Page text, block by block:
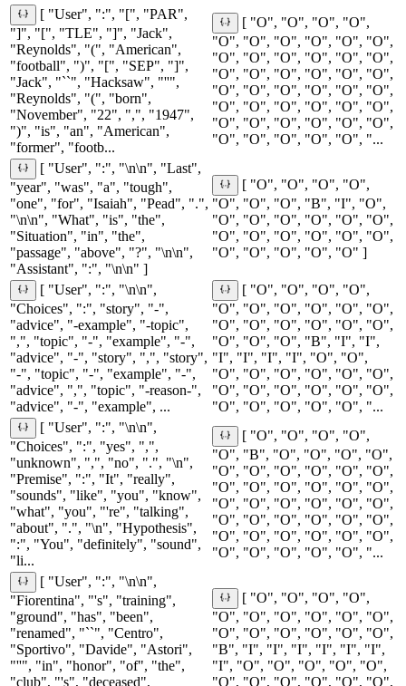
[ "User", ":", "[", "PAR",
"]", "[", "TLE", "]", "Jack",
"Reynolds", "(", "American",
"football", ")", "[", "SEP", "]",
"Jack", "``", "Hacksaw", "''",
"Reynolds", "(", "born",
"November", "22", ",", "1947",
")", "is", "an", "American",
"former", "footb...
[ "O", "O", "O", "O",
"O", "O", "O", "O", "O", "O",
"O", "O", "O", "O", "O", "O",
"O", "O", "O", "O", "O", "O",
"O", "O", "O", "O", "O", "O",
"O", "O", "O", "O", "O", "O",
"O", "O", "O", "O", "O", "O",
"O", "O", "O", "O", "O", "...
[ "User", ":", "\n\n", "Last",
"year", "was", "a", "tough",
"one", "for", "Isaiah", "Pead", ".",
"\n\n", "What", "is", "the",
"Situation", "in", "the",
"passage", "above", "?", "\n\n",
"Assistant", ":", "\n\n" ]
[ "O", "O", "O", "O",
"O", "O", "O", "B", "I", "O",
"O", "O", "O", "O", "O", "O",
"O", "O", "O", "O", "O", "O",
"O", "O", "O", "O", "O" ]
[ "User", ":", "\n\n",
"Choices", ":", "story", "-",
"advice", "-example", "-topic",
",", "topic", "-", "example", "-",
"advice", "-", "story", ",", "story",
"-", "topic", "-", "example", "-",
"advice", ",", "topic", "-reason-",
"advice", "-", "example", ...
[ "O", "O", "O", "O",
"O", "O", "O", "O", "O", "O",
"O", "O", "O", "O", "O", "O",
"O", "O", "O", "B", "I", "I",
"I", "I", "I", "I", "O", "O",
"O", "O", "O", "O", "O", "O",
"O", "O", "O", "O", "O", "O",
"O", "O", "O", "O", "O", "...
[ "User", ":", "\n\n",
"Choices", ":", "yes", ",",
"unknown", ",", "no", ".", "\n",
"Premise", ":", "It", "really",
"sounds", "like", "you", "know",
"what", "you", "'re", "talking",
"about", ".", "\n", "Hypothesis",
":", "You", "definitely", "sound",
"li...
[ "O", "O", "O", "O",
"O", "B", "O", "O", "O", "O",
"O", "O", "O", "O", "O", "O",
"O", "O", "O", "O", "O", "O",
"O", "O", "O", "O", "O", "O",
"O", "O", "O", "O", "O", "O",
"O", "O", "O", "O", "O", "O",
"O", "O", "O", "O", "O", "...
[ "User", ":", "\n\n",
"Fiorentina", "'s", "training",
"ground", "has", "been",
"renamed", "``", "Centro",
"Sportivo", "Davide", "Astori",
"''", "in", "honor", "of", "the",
"club", "'s", "deceased",
[ "O", "O", "O", "O",
"O", "O", "O", "O", "O", "O",
"O", "O", "O", "O", "O", "O",
"B", "I", "I", "I", "I", "I", "I",
"I", "O", "O", "O", "O", "O",
"O", "O", "O", "O", "O", "O",